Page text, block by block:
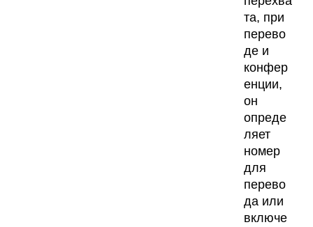
та, при
перево
де и
конфер
енции,
он
опреде
ляет
номер
для
перево
да или
включе